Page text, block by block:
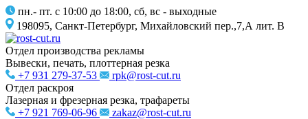
пн.- пт. с 10:00 до 18:00, сб, вс - выходные
198095, Санкт-Петербург, Михайловский пер.,7,А лит. В
Отдел производства рекламы
Вывески, печать, плоттерная резка
+7 931 279-37-53
rpk@rost-cut.ru
Отдел раскроя
Лазерная и фрезерная резка, трафареты
+7 921 769-06-96
zakaz@rost-cut.ru